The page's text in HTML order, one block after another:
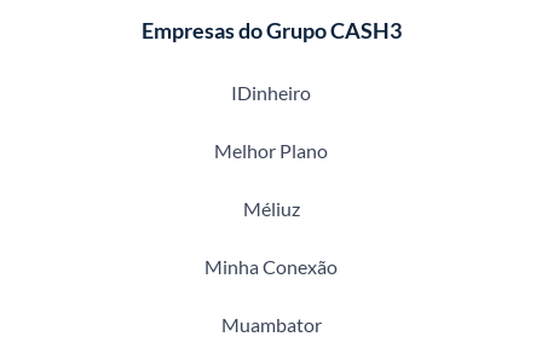
Empresas do Grupo CASH3
IDinheiro
Melhor Plano
Méliuz
Minha Conexão
Muambator